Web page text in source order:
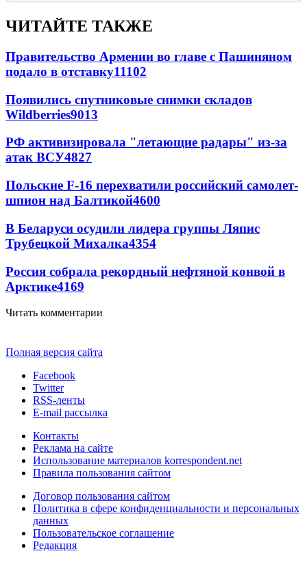
ЧИТАЙТЕ ТАКЖЕ
Правительство Армении во главе с Пашиняном
подало в отставку11102
Появились спутниковые снимки складов
Wildberries9013
РФ активизировала "летающие радары" из-за
атак ВСУ4827
Польские F-16 перехватили российский самолет-
шпион над Балтикой4600
В Беларуси осудили лидера группы Ляпис
Трубецкой Михалка4354
Россия собрала рекордный нефтяной конвой в
Арктике4169
Читать комментарии
Полная версия сайта
Facebook
Twitter
RSS-ленты
E-mail рассылка
Контакты
Реклама на сайте
Использование материалов korrespondent.net
Правила пользования сайтом
Договор пользования сайтом
Политика в сфере конфиденциальности и персональных
данных
Пользовательское соглашение
Редакция